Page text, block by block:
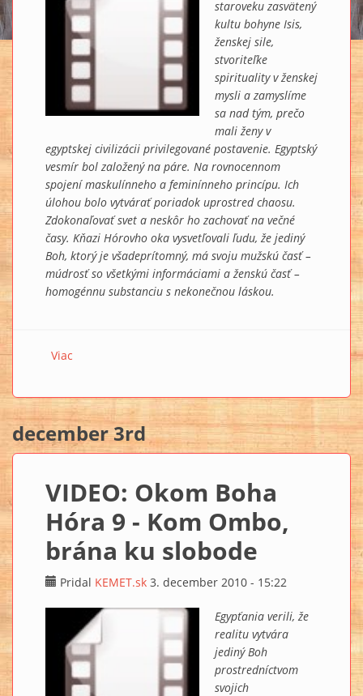
staroveku zasvätený
kultu bohyne Isis,
ženskej sile,
stvoriteľke
spirituality v ženskej
mysli a zamyslíme
sa nad tým, prečo
mali ženy v
egyptskej civilizácii privilegované postavenie. Egyptský
vesmír bol založený na páre. Na rovnocennom
spojení maskulínneho a feminínneho princípu. Ich
úlohou bolo vytvárať poriadok uprostred chaosu.
Zdokonaľovať svet a neskôr ho zachovať na večné
časy. Kňazi Hórovho oka vysvetľovali ľudu, že jediný
Boh, ktorý je všadeprítomný, má svoju mužskú časť –
múdrosť so všetkými informáciami a ženskú časť –
homogénnu substanciu s nekonečnou láskou.
Viac o VIDEO: Okom Boha Hóra 10 - Philae, ženský princíp
december 3rd
VIDEO: Okom Boha
Hóra 9 - Kom Ombo,
brána ku slobode
Pridal KEMET.sk 3. december 2010 - 15:22
Egypťania verili, že
realitu vytvára
jediný Boh
prostredníctvom
svojich